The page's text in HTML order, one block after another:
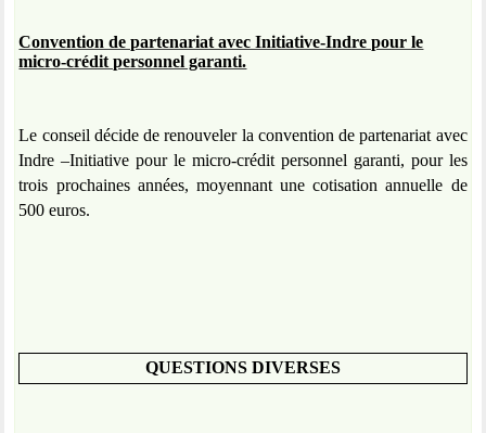
Convention de partenariat avec Initiative-Indre pour le
micro-crédit personnel garanti.
Le conseil décide de renouveler la convention de partenariat avec
Indre –Initiative pour le micro-crédit personnel garanti, pour les
trois prochaines années, moyennant une cotisation annuelle de
500 euros.
QUESTIONS DIVERSES